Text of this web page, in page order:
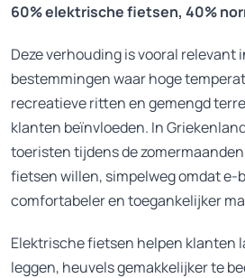
60% elektrische fietsen, 40%
Deze verhouding is vooral relevant
bestemmingen waar hoge
recreatieve ritten en gemengd
klanten beïnvloeden. In
toeristen tijdens de
fietsen willen, simpelweg omdat e-
comfortabeler en toegankelijker
Elektrische fietsen helpen klanten
leggen, heuvels gemakkelijker te